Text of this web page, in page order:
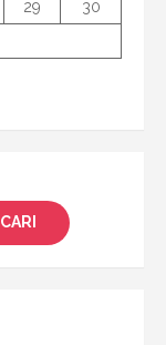
29
30
CARI